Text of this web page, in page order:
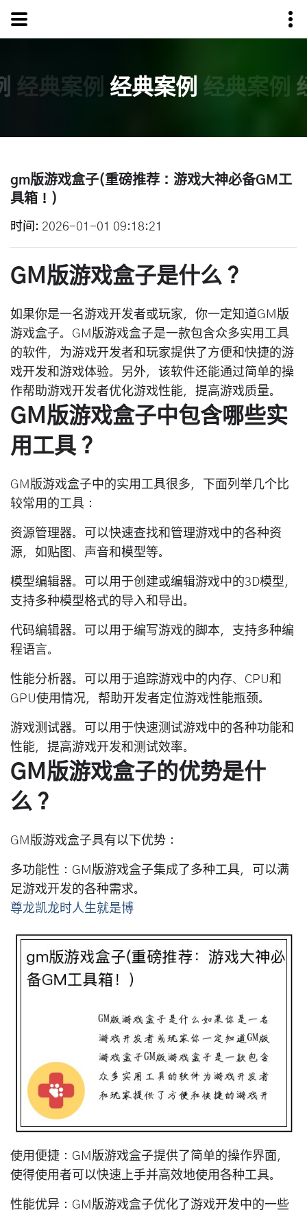
经典案例 经典案例 经典案例
gm版游戏盒子(重磅推荐：游戏大神必备GM工
具箱！)
时间 2026-01-01 09:18:21
GM版游戏盒子是什么？
如果你是一名游戏开发者或玩家，你一定知道GM版
游戏盒子。GM版游戏盒子是一款包含众多实用工具
的软件，为游戏开发者和玩家提供了方便和快捷的游
戏开发和游戏体验。另外，该软件还能通过简单的操
作帮助游戏开发者优化游戏性能，提高游戏质量。
GM版游戏盒子中包含哪些实
用工具？
GM版游戏盒子中的实用工具很多，下面列举几个比
较常用的工具：
资源管理器。可以快速查找和管理游戏中的各种资
源，如贴图、声音和模型等。
模型编辑器。可以用于创建或编辑游戏中的3D模型，
支持多种模型格式的导入和导出。
代码编辑器。可以用于编写游戏的脚本，支持多种编
程语言。
性能分析器。可以用于追踪游戏中的内存、CPU和
GPU使用情况，帮助开发者定位游戏性能瓶颈。
游戏测试器。可以用于快速测试游戏中的各种功能和
性能，提高游戏开发和测试效率。
GM版游戏盒子的优势是什
么？
GM版游戏盒子具有以下优势：
多功能性：GM版游戏盒子集成了多种工具，可以满
足游戏开发的各种需求。
尊龙凯龙时人生就是博
使用便捷：GM版游戏盒子提供了简单的操作界面，
使得使用者可以快速上手并高效地使用各种工具。
性能优异：GM版游戏盒子优化了游戏开发中的一些